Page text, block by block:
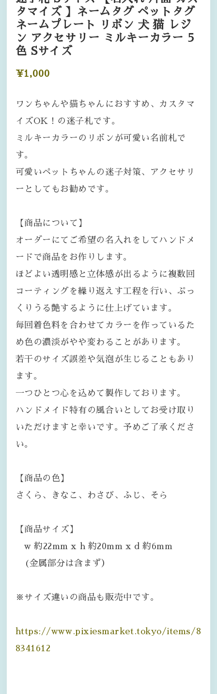
タマイズ 】ネームタグ ペットタグ
ネームプレート リボン 犬 猫 レジ
ン アクセサリー ミルキーカラー 5
色 Sサイズ
¥1,000
ワンちゃんや猫ちゃんにおすすめ、カスタマ
イズOK！の迷子札です。
ミルキーカラーのリボンが可愛い名前札で
す。
可愛いペットちゃんの迷子対策、アクセサリ
ーとしてもお勧めです。
【商品について】
オーダーにてご希望の名入れをしてハンドメ
ードで商品をお作りします。
ほどよい透明感と立体感が出るように複数回
コーティングを繰り返えす工程を行い、ぷっ
くりうる艶するように仕上げています。
毎回着色料を合わせてカラーを作っているた
め色の濃淡がやや変わることがあります。
若干のサイズ誤差や気泡が生じることもあり
ます。
一つひとつ心を込めて製作しております。
ハンドメイド特有の風合いとしてお受け取り
いただけますと幸いです。予めご了承くださ
い。
【商品の色】
さくら、きなこ、わさび、ふじ、そら
【商品サイズ】
w 約22mm x h 約20mm x d 約6mm
(金属部分は含まず）
※サイズ違いの商品も販売中です。
https://www.pixiesmarket.tokyo/items/8
8341612